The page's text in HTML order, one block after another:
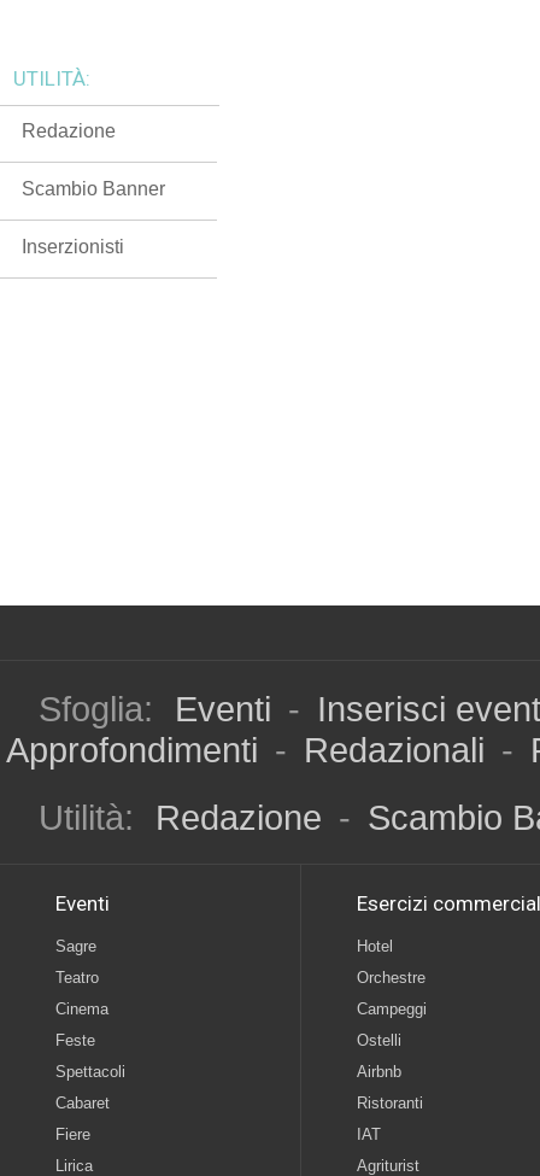
UTILITÀ:
Redazione
Scambio Banner
Inserzionisti
Sfoglia: Eventi - Inserisci
Approfondimenti - Redazionali -
Utilità:
Redazione - Scambio
Eventi
Sagre
Teatro
Cinema
Feste
Spettacoli
Cabaret
Fiere
Lirica
Esercizi
Hotel
Orchestre
Campeggi
Ostelli
Airbnb
Ristoranti
IAT
Agriturist